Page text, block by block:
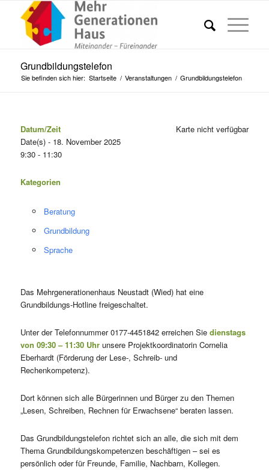
Grundbildungstelefon
Sie befinden sich hier: Startseite / Veranstaltungen / Grundbildungstelefon
Karte nicht verfügbar
Datum/Zeit
Date(s) - 18. November 2025
9:30 - 11:30
Kategorien
Beratung
Grundbildung
Sprache
Das Mehrgenerationenhaus Neustadt (Wied) hat eine
Grundbildungs-Hotline freigeschaltet.
Unter der Telefonnummer 0177-4451842 erreichen Sie dienstags
von 09:30 – 11:30 Uhrunsere Projektkoordinatorin Cornelia
Eberhardt (Förderung der Lese-, Schreib- und
Rechenkompetenz).
Dort können sich alle Bürgerinnen und Bürger zu den Themen
„Lesen, Schreiben, Rechnen für Erwachsene“ beraten lassen.
Das Grundbildungstelefon richtet sich an alle, die sich mit dem
Thema Grundbildungskompetenzen beschäftigen – sei es
persönlich oder für Freunde, Familie, Nachbarn, Kollegen.